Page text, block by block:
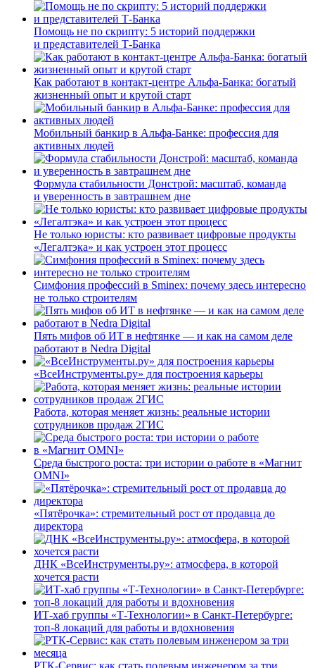
Помощь не по скрипту: 5 историй поддержки
и представителей Т-Банка
Как работают в контакт-центре Альфа-Банка: богатый
жизненный опыт и крутой старт
Мобильный банкир в Альфа-Банке: профессия для
активных людей
Формула стабильности Донстрой: масштаб, команда
и уверенность в завтрашнем дне
Не только юристы: кто развивает цифровые продукты
«Легалтэка» и как устроен этот процесс
Симфония профессий в Sminex: почему здесь интересно
не только строителям
Пять мифов об ИТ в нефтянке — и как на самом деле
работают в Nedra Digital
«ВсеИнструменты.ру» для построения карьеры
Работа, которая меняет жизнь: реальные истории
сотрудников продаж 2ГИС
Среда быстрого роста: три истории о работе в «Магнит
OMNI»
«Пятёрочка»: стремительный рост от продавца до
директора
ДНК «ВсеИнструменты.ру»: атмосфера, в которой
хочется расти
ИТ-хаб группы «Т-Технологии» в Санкт-Петербурге:
топ-8 локаций для работы и вдохновения
РТК-Сервис: как стать полевым инженером за три